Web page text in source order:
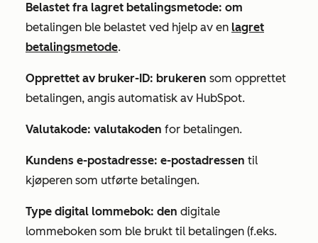
Belastet fra lagret betalingsmetode: om
betalingen ble belastet ved hjelp av en lagret
betalingsmetode.
Opprettet av bruker-ID: brukeren som opprettet
betalingen, angis automatisk av HubSpot.
Valutakode: valutakoden for betalingen.
Kundens e-postadresse: e-postadressen til
kjøperen som utførte betalingen.
Type digital lommebok: den digitale
lommeboken som ble brukt til betalingen (f.eks.